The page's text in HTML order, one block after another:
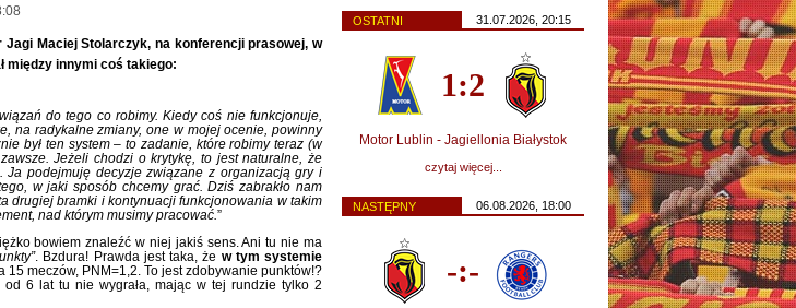
Jagi Maciej Stolarczyk, na konferencji prasowej, w
między innymi coś takiego:
do tego co robimy. Kiedy coś nie funkcjonuje,
na radykalne zmiany, one w mojej ocenie, powinny
był ten system – to zadanie, które robimy teraz (w
Jeżeli chodzi o krytykę, to jest naturalne, że
Ja podejmuję decyzje związane z organizacją gry i
w jaki sposób chcemy grać. Dziś zabrakło nam
drugiej bramki i kontynuacji funkcjonowania w takim
nad którym musimy pracować.”
bowiem znaleźć w niej jakiś sens. Ani tu nie ma
. Bzdura! Prawda jest taka, że w tym systemie
meczów, PNM=1,2. To jest zdobywanie punktów!?
6 lat tu nie wygrała, mając w tej rundzie tylko 2
OSTATNI 31.07.2026, 20:15
1:2
Motor Lublin - Jagiellonia Białystok
czytaj więcej...
NASTĘPNY 06.08.2026, 18:00
-:-